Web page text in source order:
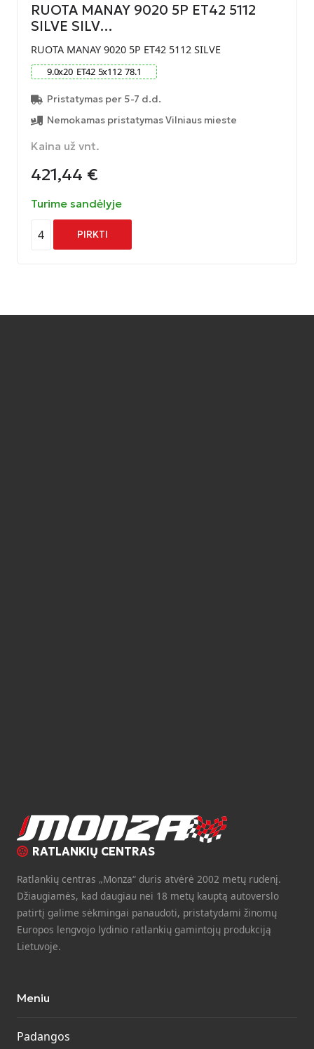
RUOTA MANAY 9020 5P ET42 5112
SILVE SILV…
RUOTA MANAY 9020 5P ET42 5112 SILVE
9.0x20 ET42 5x112 78.1
Pristatymas per 5-7 d.d.
Nemokamas pristatymas Vilniaus mieste
Kaina už vnt.
421,44 €
Turime sandėlyje
4 PIRKTI
RATLANKIŲ CENTRAS
Ratlankių centras „Monza“ duris atvėrė 2002 metų rudenį.
Džiaugiamės, kad daugiau nei 18 metų kauptą autoverslo
patirtį galime sėkmingai panaudoti, pristatydami žinomų
Europos lengvojo lydinio ratlankių gamintojų produkciją
Lietuvoje.
Meniu
Padangos